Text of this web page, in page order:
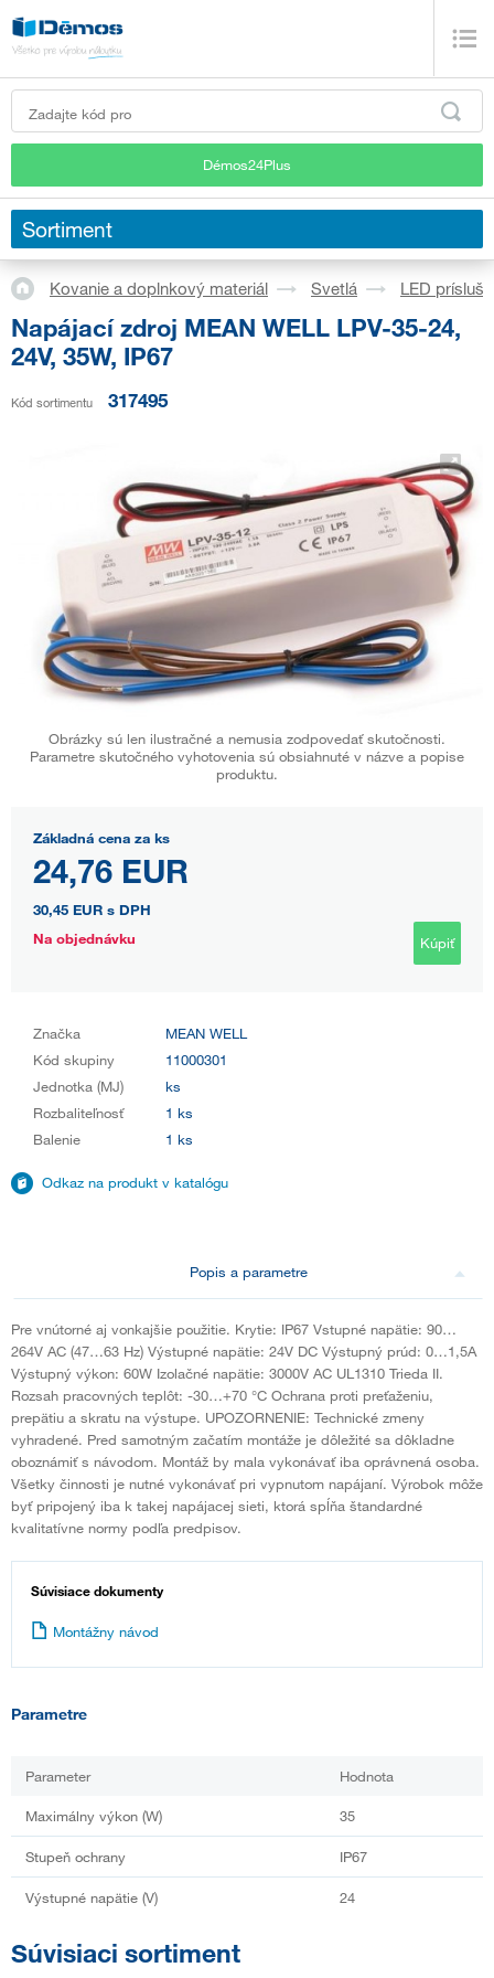
Démos24Plus
Sortiment
Kovanie a doplnkový materiál Svetlá LED
Napájací zdroj MEAN WELL LPV-35-24,
24V, 35W, IP67
Kód sortimentu 317495
Obrázky sú len ilustračné a nemusia zodpovedať skutočnosti.
Parametre skutočného vyhotovenia sú obsiahnuté v názve a popise
produktu.
Základná cena za ks
24,76 EUR
30,45 EUR s DPH
Na objednávku
Kúpiť
Značka
MEAN WELL
Kód skupiny
11000301
Jednotka (MJ)
ks
Rozbaliteľnosť
1 ks
Balenie
1 ks
Odkaz na produkt v katalógu
Popis a parametre
Pre vnútorné aj vonkajšie použitie. Krytie: IP67 Vstupné napätie: 90…
264V AC (47…63 Hz) Výstupné napätie: 24V DC Výstupný prúd: 0…1,5A
Výstupný výkon: 60W Izolačné napätie: 3000V AC UL1310 Trieda II.
Rozsah pracovných teplôt: -30…+70 °C Ochrana proti preťaženiu,
prepätiu a skratu na výstupe. UPOZORNENIE: Technické zmeny
vyhradené. Pred samotným začatím montáže je dôležité sa dôkladne
oboznámiť s návodom. Montáž by mala vykonávať iba oprávnená osoba.
Všetky činnosti je nutné vykonávať pri vypnutom napájaní. Výrobok môže
byť pripojený iba k takej napájacej sieti, ktorá spĺňa štandardné
kvalitatívne normy podľa predpisov.
Súvisiace dokumenty
Montážny návod
Parametre
Parameter Hodnota
Maximálny výkon (W) 35
Stupeň ochrany IP67
Výstupné napätie (V) 24
Súvisiaci sortiment